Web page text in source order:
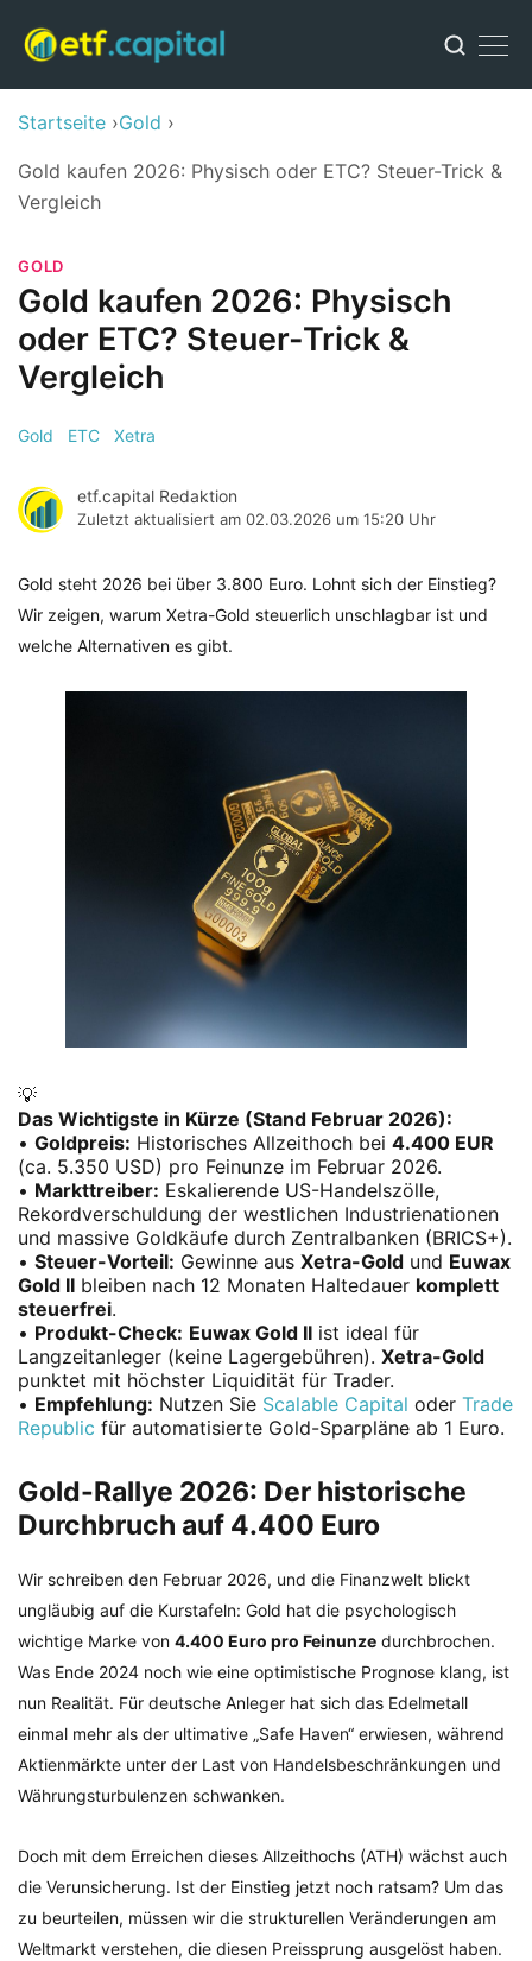
Startseite Gold
Gold kaufen 2026: Physisch oder ETC? Steuer-Trick &
Vergleich
GOLD
Gold kaufen 2026: Physisch
oder ETC? Steuer-Trick &
Vergleich
Gold ETC Xetra
etf.capital Redaktion
Zuletzt aktualisiert am 02.03.2026 um 15:20 Uhr
Gold steht 2026 bei über 3.800 Euro. Lohnt sich der Einstieg?
Wir zeigen, warum Xetra-Gold steuerlich unschlagbar ist und
welche Alternativen es gibt.
💡
Das Wichtigste in Kürze (Stand Februar 2026):
• Goldpreis: Historisches Allzeithoch bei 4.400 EUR
(ca. 5.350 USD) pro Feinunze im Februar 2026.
• Markttreiber: Eskalierende US-Handelszölle,
Rekordverschuldung der westlichen Industrienationen
und massive Goldkäufe durch Zentralbanken (BRICS+).
• Steuer-Vorteil: Gewinne aus Xetra-Gold und Euwax
Gold II bleiben nach 12 Monaten Haltedauer komplett
steuerfrei.
• Produkt-Check: Euwax Gold II ist ideal für
Langzeitanleger (keine Lagergebühren). Xetra-Gold
punktet mit höchster Liquidität für Trader.
• Empfehlung: Nutzen Sie Scalable Capital oder Trade
Republic für automatisierte Gold-Sparpläne ab 1 Euro.
Gold-Rallye 2026: Der historische
Durchbruch auf 4.400 Euro
Wir schreiben den Februar 2026, und die Finanzwelt blickt
ungläubig auf die Kurstafeln: Gold hat die psychologisch
wichtige Marke von 4.400 Euro pro Feinunze durchbrochen.
Was Ende 2024 noch wie eine optimistische Prognose klang, ist
nun Realität. Für deutsche Anleger hat sich das Edelmetall
einmal mehr als der ultimative „Safe Haven“ erwiesen, während
Aktienmärkte unter der Last von Handelsbeschränkungen und
Währungsturbulenzen schwanken.
Doch mit dem Erreichen dieses Allzeithochs (ATH) wächst auch
die Verunsicherung. Ist der Einstieg jetzt noch ratsam? Um das
zu beurteilen, müssen wir die strukturellen Veränderungen am
Weltmarkt verstehen, die diesen Preissprung ausgelöst haben.